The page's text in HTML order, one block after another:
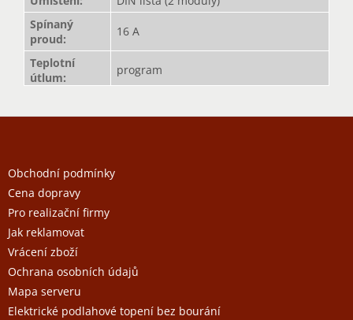
Spínaný
proud:
16 A
Teplotní
útlum:
program
Z
aObchodní podmínky
Cena dopravy
Pro realizační firmy
Jak reklamovat
Vrácení zboží
Ochrana osobních údajů
Mapa serveru
Elektrické podlahové topení bez bourání